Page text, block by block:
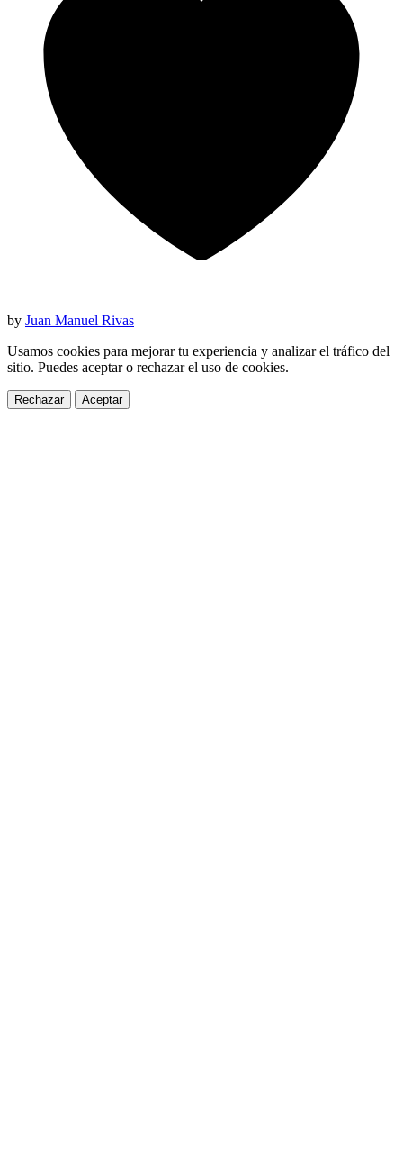
by Juan Manuel Rivas
Usamos cookies para mejorar tu experiencia y analizar el tráfico del
sitio. Puedes aceptar o rechazar el uso de cookies.
Rechazar Aceptar